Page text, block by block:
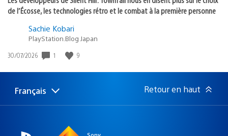
de l’Écosse, les technologies rétro et le combat à la première personne
Sachie Kobari
PlayStation.Blog Japan
Date
publication
30/07/2026 1 9
Choisir
une
Région
actuelle
Français Retour en haut
Sony